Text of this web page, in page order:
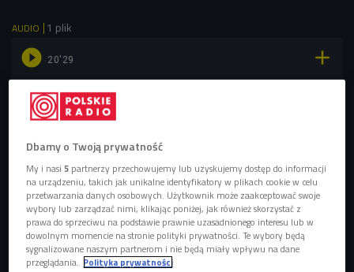
AUDIO 1 plik
 20'29 
Czwórki/Czwórka)
Dbamy o Twoją prywatność
My i nasi5 partnerzy przechowujemy lub uzyskujemy dostęp do informacji
na urządzeniu, takich jak unikalne identyfikatory w plikach cookie w celu
przetwarzania danych osobowych. Użytkownik może zaakceptować swoje
wybory lub zarządzać nimi, klikając poniżej, jak również skorzystać z
prawa do sprzeciwu na podstawie prawnie uzasadnionego interesu lub w
dowolnym momencie na stronie polityki prywatności. Te wybory będą
sygnalizowane naszym partnerom i nie będą miały wpływu na dane
przeglądania. Polityka prywatności